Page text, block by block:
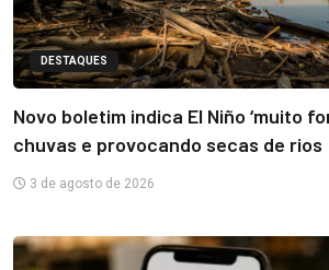
DESTAQUES
Novo boletim indica El Niño ‘muito
chuvas e provocando secas de rios
3 de agosto de 2026